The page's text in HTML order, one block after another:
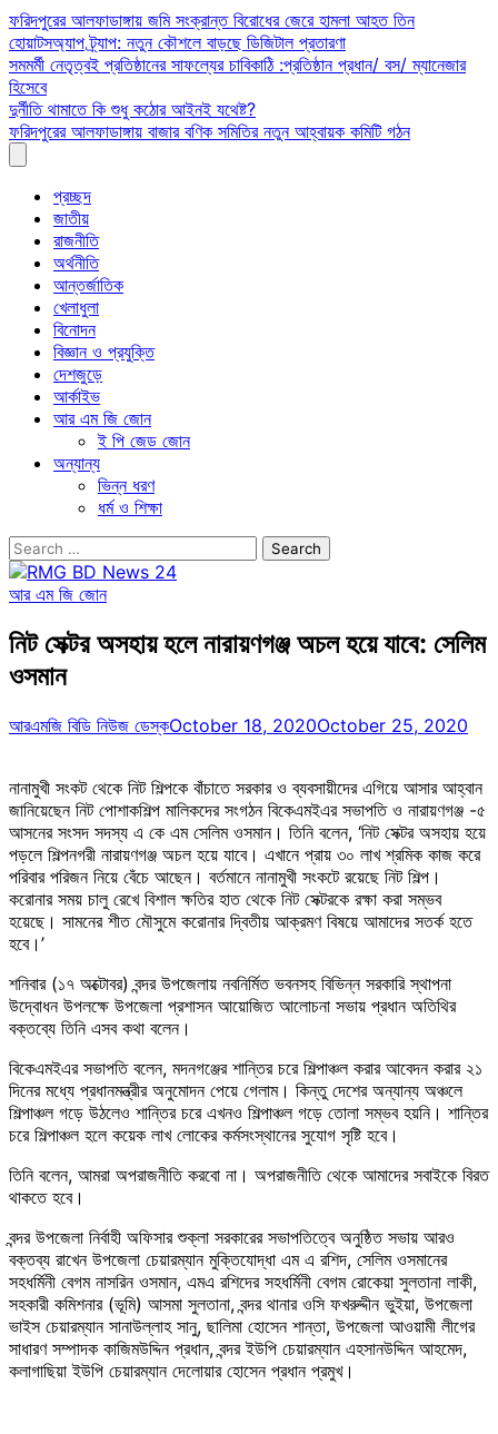
Skip
to
content
ফরিদপুরের আলফাডাঙ্গায় জমি সংক্রান্ত বিরোধের জেরে হামলা আহত তিন
হোয়াটসঅ্যাপ ট্র্যাপ: নতুন কৌশলে বাড়ছে ডিজিটাল প্রতারণা
সমমর্মী নেতৃত্বই প্রতিষ্ঠানের সাফল্যের চাবিকাঠি :প্রতিষ্ঠান প্রধান/ বস/ ম্যানেজার
হিসেবে
দুর্নীতি থামাতে কি শুধু কঠোর আইনই যথেষ্ট?
ফরিদপুরের আলফাডাঙ্গায় বাজার বণিক সমিতির নতুন আহ্বায়ক কমিটি গঠন
প্রচ্ছদ
জাতীয়
রাজনীতি
অর্থনীতি
আন্তর্জাতিক
খেলাধুলা
বিনোদন
বিজ্ঞান ও প্রযুক্তি
দেশজুড়ে
আর্কাইভ
আর এম জি জোন
ই পি জেড জোন
অন্যান্য
ভিন্ন ধরণ
ধর্ম ও শিক্ষা
Search
for:
আর এম জি জোন
নিট সেক্টর অসহায় হলে নারায়ণগঞ্জ অচল হয়ে যাবে: সেলিম
ওসমান
আরএমজি বিডি নিউজ ডেস্কOctober 18, 2020October 25, 2020
নানামুখী সংকট থেকে নিট শিল্পকে বাঁচাতে সরকার ও ব্যবসায়ীদের এগিয়ে আসার আহ্বান
জানিয়েছেন নিট পোশাকশিল্প মালিকদের সংগঠন বিকেএমইএর সভাপতি ও নারায়ণগঞ্জ -৫
আসনের সংসদ সদস্য এ কে এম সেলিম ওসমান। তিনি বলেন, ‘নিট সেক্টর অসহায় হয়ে
পড়লে শিল্পনগরী নারায়ণগঞ্জ অচল হয়ে যাবে। এখানে প্রায় ৩০ লাখ শ্রমিক কাজ করে
পরিবার পরিজন নিয়ে বেঁচে আছেন। বর্তমানে নানামুখী সংকটে রয়েছে নিট শিল্প।
করোনার সময় চালু রেখে বিশাল ক্ষতির হাত থেকে নিট সেক্টরকে রক্ষা করা সম্ভব
হয়েছে। সামনের শীত মৌসুমে করোনার দ্বিতীয় আক্রমণ বিষয়ে আমাদের সতর্ক হতে
হবে।’
শনিবার (১৭ অক্টোবর) বন্দর উপজেলায় নবনির্মিত ভবনসহ বিভিন্ন সরকারি স্থাপনা
উদ্বোধন উপলক্ষে উপজেলা প্রশাসন আয়োজিত আলোচনা সভায় প্রধান অতিথির
বক্তব্যে তিনি এসব কথা বলেন।
বিকেএমইএর সভাপতি বলেন, মদনগঞ্জের শান্তির চরে শিল্পাঞ্চল করার আবেদন করার ২১
দিনের মধ্যে প্রধানমন্ত্রীর অনুমোদন পেয়ে গেলাম। কিন্তু দেশের অন্যান্য অঞ্চলে
শিল্পাঞ্চল গড়ে উঠলেও শান্তির চরে এখনও শিল্পাঞ্চল গড়ে তোলা সম্ভব হয়নি। শান্তির
চরে শিল্পাঞ্চল হলে কয়েক লাখ লোকের কর্মসংস্থানের সুযোগ সৃষ্টি হবে।
তিনি বলেন, আমরা অপরাজনীতি করবো না। অপরাজনীতি থেকে আমাদের সবাইকে বিরত
থাকতে হবে।
বন্দর উপজেলা নির্বাহী অফিসার শুক্লা সরকারের সভাপতিত্বে অনুষ্ঠিত সভায় আরও
বক্তব্য রাখেন উপজেলা চেয়ারম্যান মুক্তিযোদ্ধা এম এ রশিদ, সেলিম ওসমানের
সহধর্মিনী বেগম নাসরিন ওসমান, এমএ রশিদের সহধর্মিনী বেগম রোকেয়া সুলতানা লাকী,
সহকারী কমিশনার (ভূমি) আসমা সুলতানা, বন্দর থানার ওসি ফখরুদ্দীন ভুইয়া, উপজেলা
ভাইস চেয়ারম্যান সানাউল্লাহ সানু, ছালিমা হোসেন শান্তা, উপজেলা আওয়ামী লীগের
সাধারণ সম্পাদক কাজিমউদ্দিন প্রধান, বন্দর ইউপি চেয়ারম্যান এহসানউদ্দিন আহমেদ,
কলাগাছিয়া ইউপি চেয়ারম্যান দেলোয়ার হোসেন প্রধান প্রমুখ।